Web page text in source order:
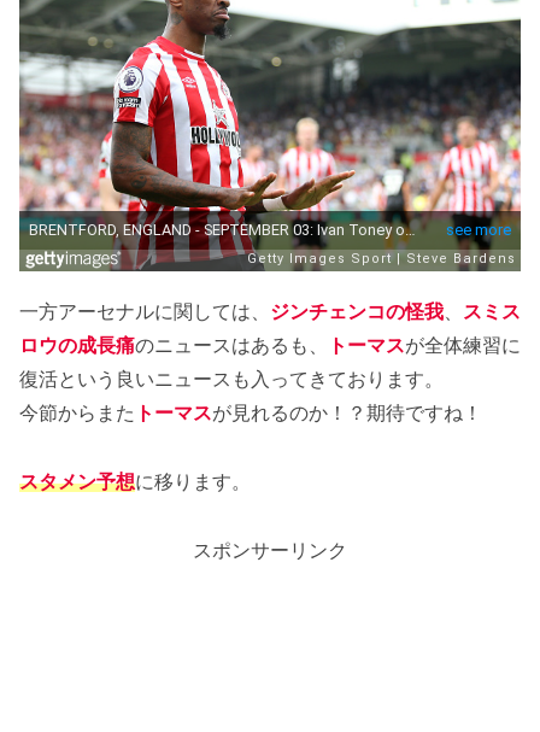
一方アーセナルに関しては、 ジンチェンコの怪我
スミス
ロウの成長痛のニュースはあるも、 トーマスが全体練習に
復活という良いニュースも入ってきております。
今節からまた トーマスが見れるのか！？期待ですね！
スタメン予想に移ります。
スポンサーリンク